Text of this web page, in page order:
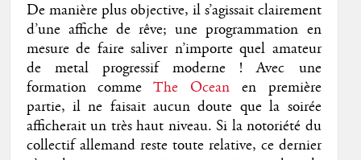
De manière plus objective, il s’agissait clairement
d’une affiche de rêve; une programmation en
mesure de faire saliver n’importe quel amateur
de metal progressif moderne ! Avec une
formation commeThe Oceanen première
partie, il ne faisait aucun doute que la soirée
afficherait un très haut niveau. Si la notoriété du
collectif allemand reste toute relative, ce dernier